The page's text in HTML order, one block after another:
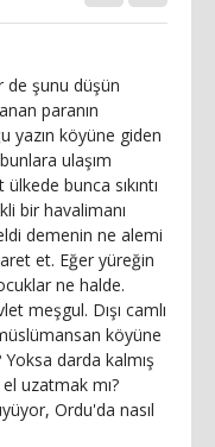
şunu düşün
paranın
yazın köyüne giden
ulaşım
bunca sıkıntı
bir havalimanı
demenin ne alemi
et. Eğer yüreğin
ne halde.
meşgul. Dışı camlı
köyüne
Yoksa darda kalmış
uzatmak mı?
Ordu'da nasıl